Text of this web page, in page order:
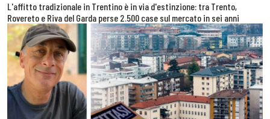
L'affitto tradizionale in Trentino è in via d'estinzione: tra Trento,
Rovereto e Riva del Garda perse 2.500 case sul mercato in sei anni